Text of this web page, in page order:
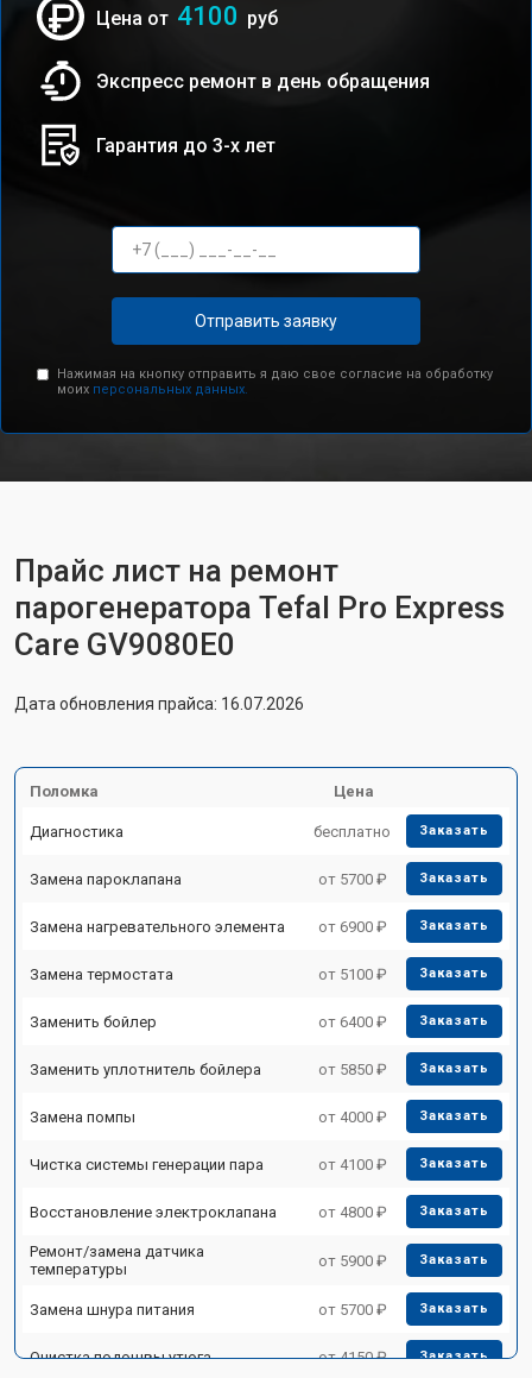
Цена от 4100 руб
Экспресс ремонт в день обращения
Гарантия до 3-х лет
Отправить заявку
Нажимая на кнопку отправить я даю свое согласие на обработку
моих персональных данных.
Прайс лист на ремонт
парогенератора Tefal Pro Express
Care GV9080E0
Дата обновления прайса: 16.07.2026
Поломка Цена
Диагностика бесплатно Заказать
Замена пароклапана от 5700 ₽ Заказать
Замена нагревательного элемента от 6900 ₽ Заказать
Замена термостата от 5100 ₽ Заказать
Заменить бойлер от 6400 ₽ Заказать
Заменить уплотнитель бойлера от 5850 ₽ Заказать
Замена помпы от 4000 ₽ Заказать
Чистка системы генерации пара от 4100 ₽ Заказать
Восстановление электроклапана от 4800 ₽ Заказать
Ремонт/замена датчика
температуры
от 5900 ₽ Заказать
Замена шнура питания от 5700 ₽ Заказать
Очистка подошвы утюга от 4150 ₽ Заказать